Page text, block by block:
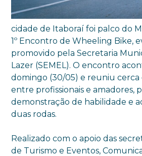
cidade de Itaboraí foi palco do
1º Encontro de Wheeling Bike,
promovido pela Secretaria
Lazer (SEMEL). O encontro
domingo (30/05) e reuniu cerca
entre profissionais e amadores,
demonstração de habilidade e
duas rodas.
Realizado com o apoio das
de Turismo e Eventos,